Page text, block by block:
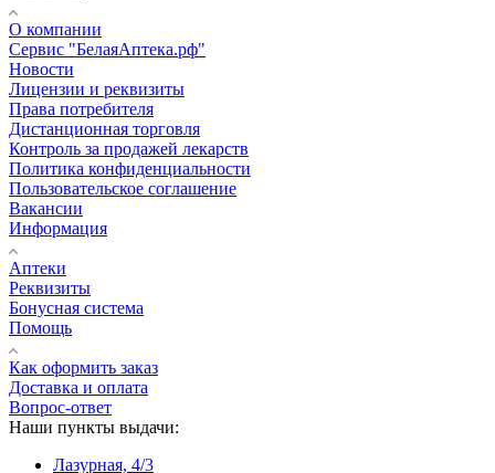
О компании
Сервис "БелаяАптека.рф"
Новости
Лицензии и реквизиты
Права потребителя
Дистанционная торговля
Контроль за продажей лекарств
Политика конфиденциальности
Пользовательское соглашение
Вакансии
Информация
Аптеки
Реквизиты
Бонусная система
Помощь
Как оформить заказ
Доставка и оплата
Вопрос-ответ
Наши пункты выдачи:
Лазурная, 4/3